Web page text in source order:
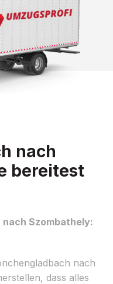
nach
bereitest
Szombathely:
nach
dass alles